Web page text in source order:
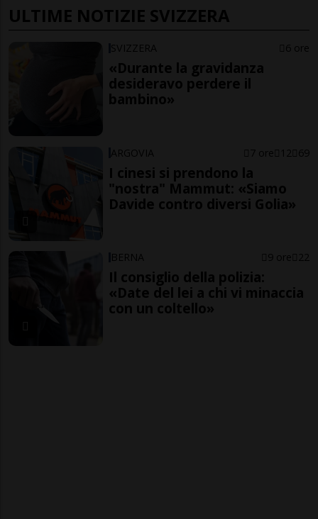
ULTIME NOTIZIE SVIZZERA
SVIZZERA 6 ore
«Durante la gravidanza
desideravo perdere il
bambino»
ARGOVIA 7 ore 12 69
I cinesi si prendono la
"nostra" Mammut: «Siamo
Davide contro diversi Golia»
BERNA 9 ore 22
Il consiglio della polizia:
«Date del lei a chi vi minaccia
con un coltello»